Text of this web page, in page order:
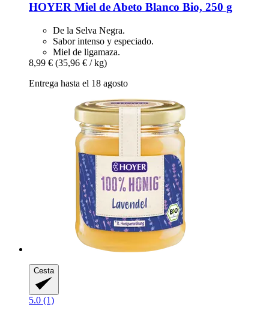
HOYER Miel de Abeto Blanco Bio, 250 g
De la Selva Negra.
Sabor intenso y especiado.
Miel de ligamaza.
8,99 € (35,96 € / kg)
Entrega hasta el 18 agosto
Cesta
5.0 (1)